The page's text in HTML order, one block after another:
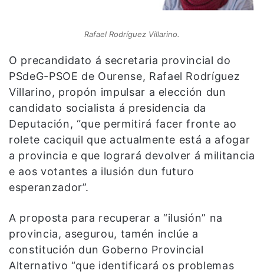
Rafael Rodríguez Villarino.
O precandidato á secretaria provincial do
PSdeG-PSOE de Ourense, Rafael Rodríguez
Villarino, propón impulsar a elección dun
candidato socialista á presidencia da
Deputación, “que permitirá facer fronte ao
rolete caciquil que actualmente está a afogar
a provincia e que logrará devolver á militancia
e aos votantes a ilusión dun futuro
esperanzador”.
A proposta para recuperar a “ilusión” na
provincia, asegurou, tamén inclúe a
constitución dun Goberno Provincial
Alternativo “que identificará os problemas